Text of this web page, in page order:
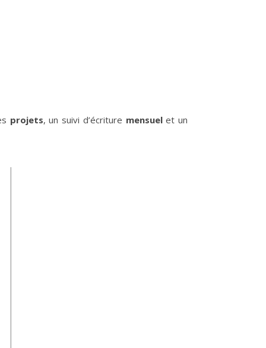
projets, un suivi d’écriture mensuelet un